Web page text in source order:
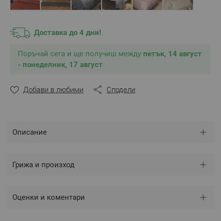
Перете и гладете само на препоръчителната
Бельо.
Произведено в България
Състав: 100% Памучен сатен
Спален плик – 1 брой – 200 х 210 см
** Снимките са илюстративни и е възможно
Доставка до 4 дни!
Поръчай сега и ще получиш между петък, 14 август
- понеделник, 17 август
Добави в любими Сподели
Описание
Грижа и произход
Оценки и коментари